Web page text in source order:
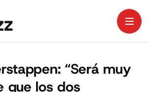
“Será muy
que los dos